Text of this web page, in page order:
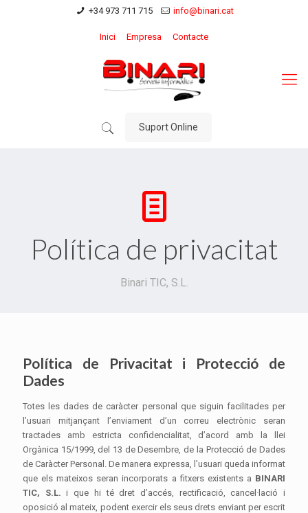
+34 973 711 715 info@binari.cat
Inici Empresa Contacte
Suport Online
Política de privacitat
Binari TIC, S.L.
Política de Privacitat i Protecció de
Dades
Totes les dades de caràcter personal que siguin facilitades per
l’usuari mitjançant l’enviament d’un correu electrònic seran
tractades amb estricta confidencialitat, d’acord amb la llei
Orgànica 15/1999, del 13 de Desembre, de la Protecció de Dades
de Caràcter Personal. De manera expressa, l’usuari queda informat
que els mateixos seran incorporats a fitxers existents a BINARI
TIC, S.L.i que hi té dret d’accés, rectificació, cancel·lació i
oposició al mateix, podent exercir els seus drets enviant per escrit